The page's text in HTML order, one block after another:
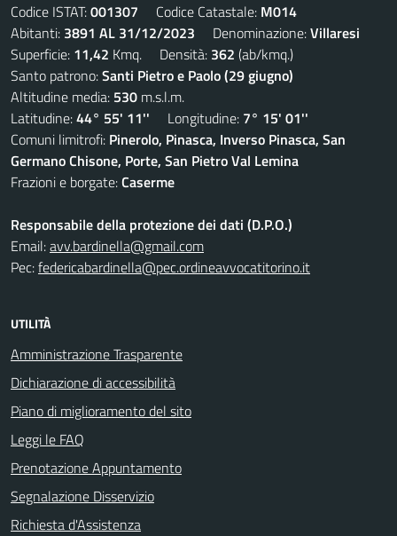
Codice ISTAT:001307 Codice Catastale: M014
Abitanti: 3891 AL 31/12/2023 Denominazione:Villaresi
Superficie: 11,42 Kmq. Densità: 362 (ab/kmq.)
Santo patrono:Santi Pietro e Paolo (29 giugno)
Altitudine media: 530 m.s.l.m.
Latitudine:44° 55' 11'' Longitudine: 7° 15' 01''
Comuni limitrofi: Pinerolo, Pinasca, Inverso Pinasca, San
Germano Chisone, Porte, San Pietro Val Lemina
Frazioni e borgate:Caserme
Responsabile della protezione dei dati (D.P.O.)
Email:avv.bardinella@gmail.com
Pec:federicabardinella@pec.ordineavvocatitorino.it
UTILITÀ
Amministrazione Trasparente
Dichiarazione di accessibilità
Piano di miglioramento del sito
Leggi le FAQ
Prenotazione Appuntamento
Segnalazione Disservizio
Richiesta d'Assistenza